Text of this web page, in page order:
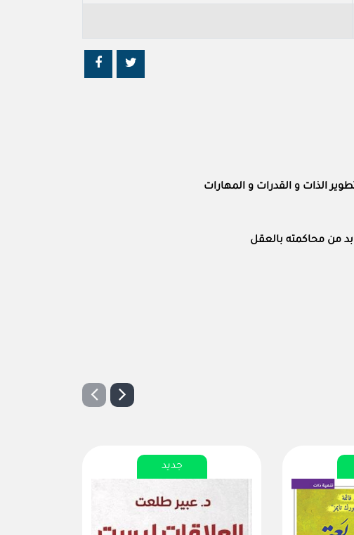
الذات و القدرات و المهارات
بد من محاكمته بالعقل
جديد